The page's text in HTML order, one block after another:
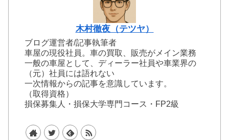
木村徹夜（テツヤ）
ブログ運営者/記事執筆者
車屋の現役社員。車の買取、販売がメイン業務
一般の車屋として、ディーラー社員や車業界の
（元）社員には語れない
一次情報からの記事を意識しています。
（取得資格）
損保募集人・損保大学専門コース・FP2級